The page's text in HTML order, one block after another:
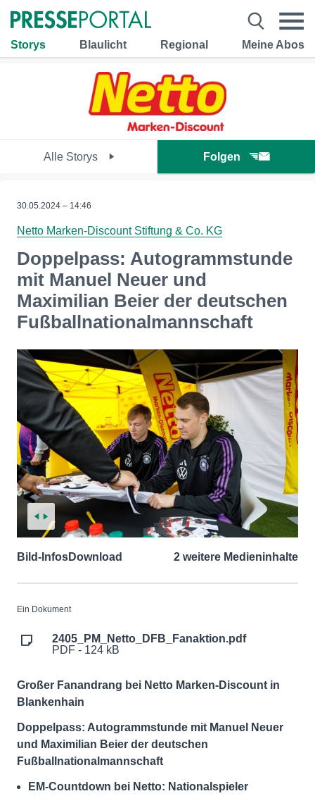
Storys Blaulicht Regional Meine Abos
Alle Storys Folgen
30.05.2024 – 14:46
Netto Marken-Discount Stiftung & Co. KG
Doppelpass: Autogrammstunde
mit Manuel Neuer und
Maximilian Beier der deutschen
Fußballnationalmannschaft
Bild-InfosDownload 2 weitere Medieninhalte
Ein Dokument
2405_PM_Netto_DFB_Fanaktion.pdf
PDF - 124 kB
Großer Fanandrang bei Netto Marken-Discount in
Blankenhain
Doppelpass: Autogrammstunde mit Manuel Neuer
und Maximilian Beier der deutschen
Fußballnationalmannschaft
EM-Countdown bei Netto: Nationalspieler